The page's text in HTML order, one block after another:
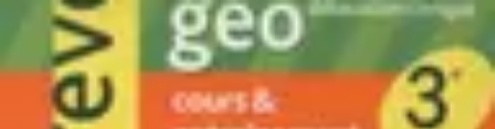
Géographie Explore
ExplorationCartographie et outilsExploration
GéographiqueGéographie Physique Îles et régions
Géographie Explore